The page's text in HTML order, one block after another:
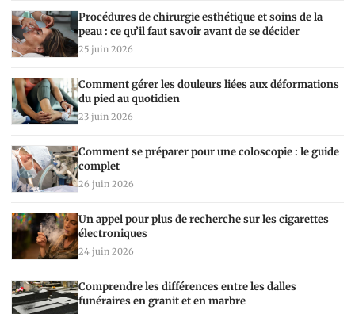
Procédures de chirurgie esthétique et soins de la
peau : ce qu’il faut savoir avant de se décider
25 juin 2026
Comment gérer les douleurs liées aux déformations
du pied au quotidien
23 juin 2026
Comment se préparer pour une coloscopie : le guide
complet
26 juin 2026
Un appel pour plus de recherche sur les cigarettes
électroniques
24 juin 2026
Comprendre les différences entre les dalles
funéraires en granit et en marbre